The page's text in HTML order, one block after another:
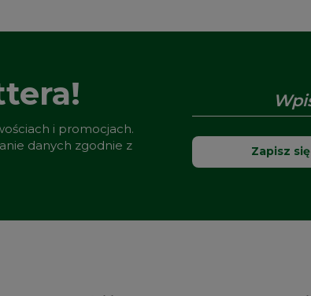
i promocjach.
danych zgodnie z
Zapisz się